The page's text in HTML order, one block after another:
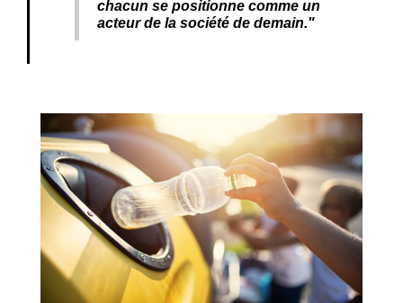
chacun se positionne comme un
acteur de la société de demain."